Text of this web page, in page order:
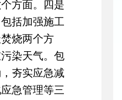
方面。四是
括加强施工
烧两个方
染天气。包
夯实应急减
急管理等三